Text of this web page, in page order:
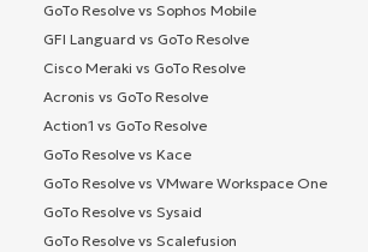
GoTo Resolve vs Sophos Mobile
GFI Languard vs GoTo Resolve
Cisco Meraki vs GoTo Resolve
Acronis vs GoTo Resolve
Action1 vs GoTo Resolve
GoTo Resolve vs Kace
GoTo Resolve vs VMware Workspace One
GoTo Resolve vs Sysaid
GoTo Resolve vs Scalefusion